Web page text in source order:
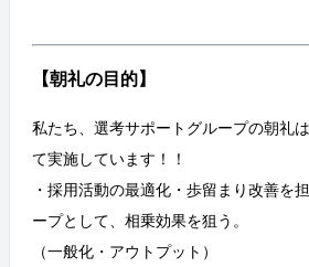
【朝礼の目的】
私たち、選考サポートグループの朝礼
て実施しています！！
・採用活動の最適化・歩留まり改善を
ープとして、相乗効果を狙う。
（一般化・アウトプット）